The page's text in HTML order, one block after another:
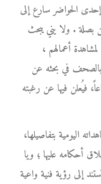
الحواضر سارع إلى
بصلة . ولا يني يبحث
أعمالهم ،
بالصحف في بحثه عن
فيُعلن فيها عن رغبته
اليومية بتفاصيلها،
أحكامه عليها ؛ ويا
إلى رؤية فنية واعية